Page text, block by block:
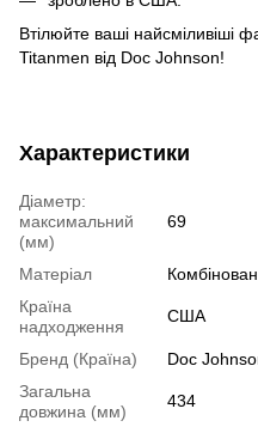
Втілюйте ваші найсміливіші
Titanmen від Doc Johnson!
Характеристики
Діаметр:
максимальний
(мм)
69
Матеріал
Країна
надходження
США
Бренд (Країна)
Doc
Загальна
довжина (мм)
434